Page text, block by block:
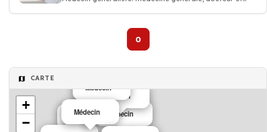
0
CARTE
Médecin
Médecin
Médecin
Médecin
Médecin
Médecin
Médecin
Médecin
+
−